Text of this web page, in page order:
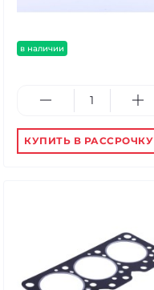
в наличии
КУПИТЬ В РАССРОЧКУ